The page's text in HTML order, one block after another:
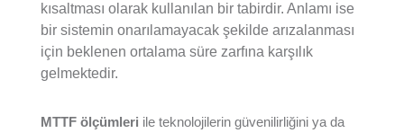
kısaltması olarak kullanılan bir tabirdir. Anlamı ise
bir sistemin onarılamayacak şekilde arızalanması
için beklenen ortalama süre zarfına karşılık
gelmektedir.
MTTF ölçümleri ile teknolojilerin güvenilirliğini ya da